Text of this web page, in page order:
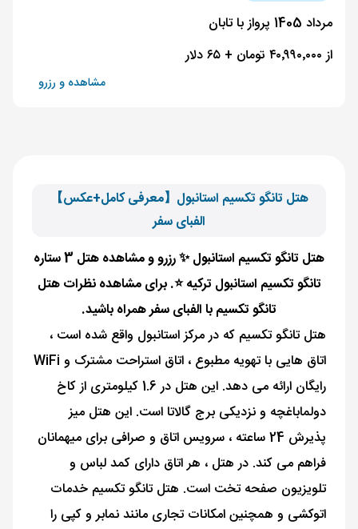
مرداد 1405 پرواز با تابان
از ۴۰٬۹۹۰٬۰۰۰ تومان + ۶۵ دلار
مشاهده و رزرو
هتل تانگو تکسیم استانبول【معرفی کامل+عکس】
الفبای سفر
هتل تانگو تکسیم استانبول ✨ رزرو و مشاهده هتل 3 ستاره
تانگو تکسیم استانبول ترکیه ⭐. برای مشاهده نظرات هتل
تانگو تکسیم با الفبای سفر همراه باشید.
هتل تانگو تکسیم که در مرکز استانبول واقع شده است ،
اتاق هایی با تهویه مطبوع ، اتاق استراحت مشترک و WiFi
رایگان ارائه می دهد. این هتل در 1.6 کیلومتری از کاخ
دولماباغچه و نزدیکی برج گالاتا است. این هتل میز
پذیرش 24 ساعته ، سرویس اتاق و صرافی برای میهمانان
فراهم می کند. در هتل ، هر اتاق دارای کمد لباس و
تلویزیون صفحه تخت است. هتل تانگو تکسیم خدمات
اتوکشی و همچنین امکانات تجاری مانند نمابر و کپی را